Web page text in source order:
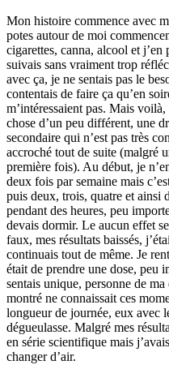
Mon histoire commence avec
potes autour de moi
cigarettes, canna, alcool et
suivais sans vraiment trop
avec ça, je ne sentais pas le
contentais de faire ça qu’en
m’intéressaient pas. Mais
chose d’un peu différent, une
secondaire qui n’est pas très
accroché tout de suite (malgré
première fois). Au début, je
deux fois par semaine mais
puis deux, trois, quatre et ainsi
pendant des heures, peu
devais dormir. Le aucun effet
faux, mes résultats baissés,
continuais tout de même. Je
était de prendre une dose, peu
sentais unique, personne de
montré ne connaissait ces
longueur de journée, eux avec
dégueulasse. Malgré mes
en série scientifique mais
changer d’air.